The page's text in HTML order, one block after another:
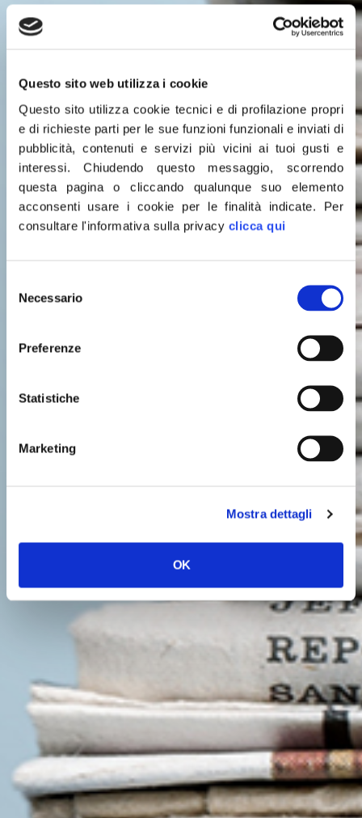
Questo sito web utilizza i cookie
Questo sito utilizza cookie tecnici e di profilazione propri
e di richieste parti per le sue funzioni funzionali e inviati di
pubblicità, contenuti e servizi più vicini ai tuoi gusti e
interessi.Chiudendo questo messaggio, scorrendo
questa pagina o cliccando qualunque suo elemento
acconsenti usare i cookie per le finalità indicate. Per
consultare l'informativa sulla privacy clicca qui
delNecessario
Preferenze
Statistiche
Marketing
Mostra dettagli
OK
Leggi le